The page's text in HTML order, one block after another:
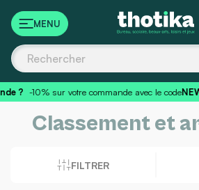
-10% sur votre commande avec le codeNEW10
Classement et
FILTRER